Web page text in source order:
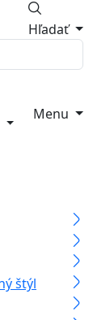
Hľadať
Menu
štýl